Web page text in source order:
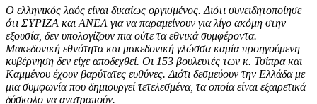
Ο ελληνικός λαός είναι δικαίως οργισμένος. Διότι συνειδητοποίησε
ότι ΣΥΡΙΖΑ και ΑΝΕΛ για να παραμείνουν για λίγο ακόμη στην
εξουσία, δεν υπολογίζουν πια ούτε τα εθνικά συμφέροντα.
Μακεδονική εθνότητα και μακεδονική γλώσσα καμία προηγούμενη
κυβέρνηση δεν είχε αποδεχθεί. Οι 153 βουλευτές των κ. Τσίπρα και
Καμμένου έχουν βαρύτατες ευθύνες. Διότι δεσμεύουν την Ελλάδα με
μια συμφωνία που δημιουργεί τετελεσμένα, τα οποία είναι εξαιρετικά
δύσκολο να ανατραπούν.